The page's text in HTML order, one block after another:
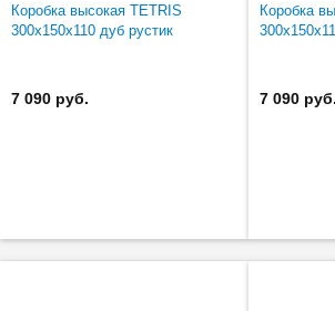
Коробка высокая TETRIS
300х150х110 дуб рустик
7 090 руб.
Коробка
7 090 руб.